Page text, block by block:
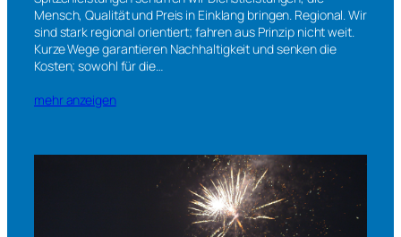
Mensch, Qualität und Preis in Einklang bringen. Regional. Wir
sind stark regional orientiert; fahren aus Prinzip nicht weit.
Kurze Wege garantieren Nachhaltigkeit und senken die
Kosten; sowohl für die…
mehr anzeigen